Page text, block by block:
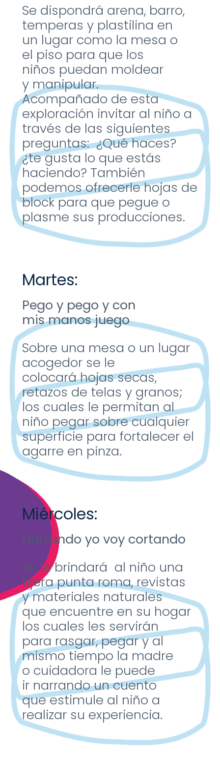
Se dispondrá arena, barro,
temperas y plastilina en
un lugar como la mesa o
el piso para que los
niños puedan moldear
y manipular.
Acompañado de esta
exploración invitar al niño a
través de las siguientes
preguntas:¿Qué haces?
¿te gusta lo que estás
haciendo? También
podemosofrecerle hojas de
blockpara que pegue o
plasme sus producciones.
Martes:
Pego y pego y con
mismanos juego
Sobre una mesa o un lugar
acogedor se le
colocaráhojas secas,
retazos de telas y granos;
los cuales le permitan al
niño pegarsobre cualquier
superficie para fortalecer el
agarre en pinza.
Miércoles:
Narrando yo voy cortando
Se le brindará al niño una
tijera punta roma, revistas
ymateriales naturales
que encuentre en su hogar
los cuales les servirán
para rasgar, pegar y al
mismotiempo la madre
o cuidadora le puede
ir narrando un cuento
queestimule al niño a
realizar su experiencia.